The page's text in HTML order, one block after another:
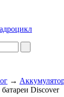
→
Discover